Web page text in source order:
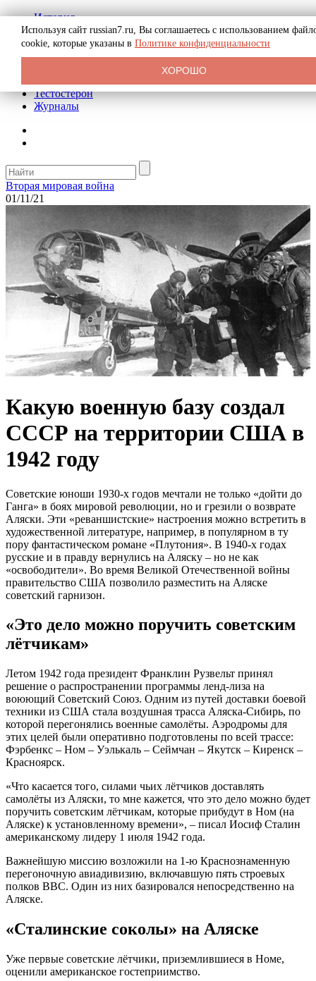
История
Биография
Криминал
Реклама на сайте
Тестостерон
Журналы
Вторая мировая война
01/11/21
Какую военную базу создал
СССР на территории США в
1942 году
Советские юноши 1930-х годов мечтали не только «дойти до
Ганга» в боях мировой революции, но и грезили о возврате
Аляски. Эти «реваншистские» настроения можно встретить в
художественной литературе, например, в популярном в ту
пору фантастическом романе «Плутония». В 1940-х годах
русские и в правду вернулись на Аляску – но не как
«освободители». Во время Великой Отечественной войны
правительство США позволило разместить на Аляске
советский гарнизон.
«Это дело можно поручить советским
лётчикам»
Летом 1942 года президент Франклин Рузвельт принял
решение о распространении программы ленд-лиза на
воюющий Советский Союз. Одним из путей доставки боевой
техники из США стала воздушная трасса Аляска-Сибирь, по
которой перегонялись военные самолёты. Аэродромы для
этих целей были оперативно подготовлены по всей трассе:
Фэрбенкс – Ном – Уэлькаль – Сеймчан – Якутск – Киренск –
Красноярск.
«Что касается того, силами чьих лётчиков доставлять
самолёты из Аляски, то мне кажется, что это дело можно будет
поручить советским лётчикам, которые прибудут в Ном (на
Аляске) к установленному времени», – писал Иосиф Сталин
американскому лидеру 1 июля 1942 года.
Важнейшую миссию возложили на 1-ю Краснознаменную
перегоночную авиадивизию, включавшую пять строевых
полков ВВС. Один из них базировался непосредственно на
Аляске.
«Сталинские соколы» на Аляске
Уже первые советские лётчики, приземлившиеся в Номе,
оценили американское гостеприимство.
Используя сайт russian7.ru, Вы соглашаетесь с использованием
cookie, которые указаны в Политике конфиденциальности
ХОРОШО